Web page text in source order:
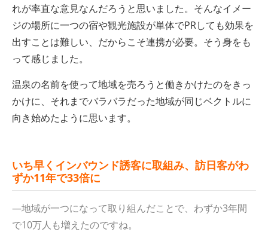
れが率直な意見なんだろうと思いました。そんなイメー
ジの場所に一つの宿や観光施設が単体でPRしても効果を
出すことは難しい、だからこそ連携が必要。そう身をも
って感じました。
温泉の名前を使って地域を売ろうと働きかけたのをきっ
かけに、それまでバラバラだった地域が同じベクトルに
向き始めたように思います。
いち早くインバウンド誘客に取組み、訪日客がわ
ずか11年で33倍に
—地域が一つになって取り組んだことで、わずか3年間
で10万人も増えたのですね。